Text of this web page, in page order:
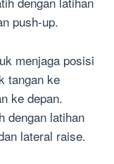
push-up.
menjaga posisi
tangan ke
ke depan.
dengan latihan
lateral raise.